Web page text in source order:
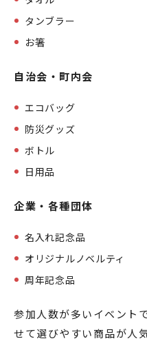
タンブラー
お箸
自治会・町内会
エコバッグ
防災グッズ
ボトル
日用品
企業・各種団体
名入れ記念品
オリジナルノベルティ
周年記念品
参加人数が多いイベント
せて選びやすい商品が人気